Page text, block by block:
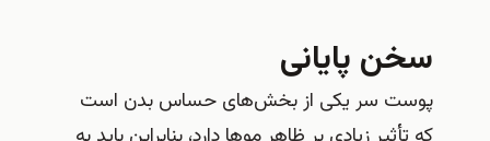
سخن پایانی
پوست سر یکی از بخش‌های حساس بدن است